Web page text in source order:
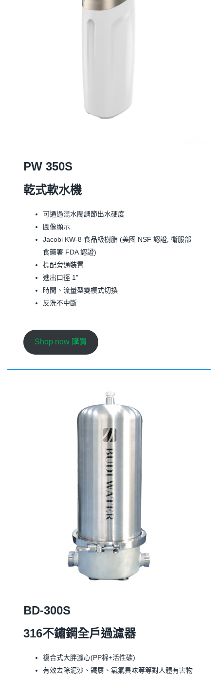
PW 350S
乾式軟水機
可通過混水閥調節出水硬度
圖像顯示
Jacobi KW-8 食品級樹脂 (美國 NSF 認證, 衛服部
食藥署 FDA 認證)
標配旁通裝置
進出口徑 1”
時間、流量型雙模式切換
反洗不中斷
Shop now 購買
BD-300S
316不鏽鋼全戶過濾器
複合式大胖濾心(PP棉+活性碳)
有效去除泥沙、鐵屑、氯氣異味等等對人體有害物